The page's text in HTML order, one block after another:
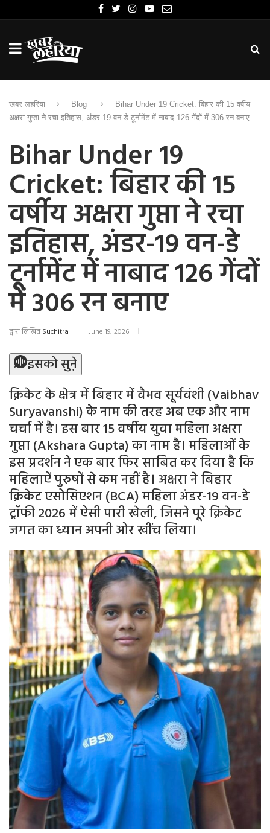
खबर लहरिया Blog
Bihar Under 19 Cricket: बिहार की 15 वर्षीय
अक्षरा गुप्ता ने रचा इतिहास, अंडर-19 वन-डे टूर्नामेंट में नाबाद 126 गेंदों में 306 रन बनाए
Bihar Under 19
Cricket: बिहार की 15
वर्षीय अक्षरा गुप्ता ने रचा
इतिहास, अंडर-19 वन-डे
टूर्नामेंट में नाबाद 126 गेंदों
में 306 रन बनाए
द्वारा लिखितSuchitra June 19, 2026
इसको सुने़
क्रिकेट के क्षेत्र में बिहार में वैभव सूर्यवंशी (Vaibhav
Suryavanshi) के नाम की तरह अब एक और नाम
चर्चा में है। इस बार 15 वर्षीय युवा महिला अक्षरा
गुप्ता (Akshara Gupta) का नाम है। महिलाओं के
इस प्रदर्शन ने एक बार फिर साबित कर दिया है कि
महिलाऐं पुरुषों से कम नहीं है। अक्षरा ने बिहार
क्रिकेट एसोसिएशन (BCA) महिला अंडर-19 वन-डे
ट्रॉफी 2026 में ऐसी पारी खेली, जिसने पूरे क्रिकेट
जगत का ध्यान अपनी ओर खींच लिया।